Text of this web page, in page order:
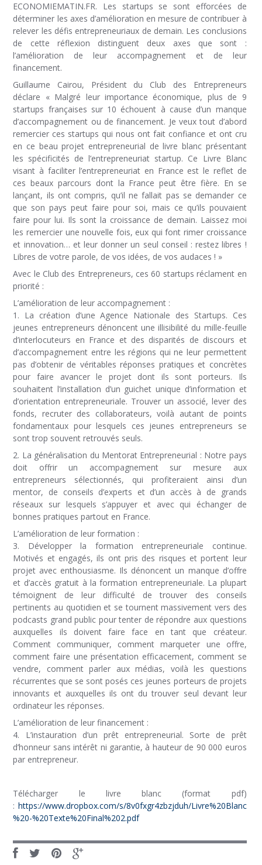
ECONOMIEMATIN.FR. Les startups se sont efforcées de
déterminer les axes d’amélioration en mesure de contribuer à
relever les défis entrepreneuriaux de demain. Les conclusions
de cette réflexion distinguent deux axes que sont :
l’amélioration de leur accompagnement et de leur
financement.
Guillaume Cairou, Président du Club des Entrepreneurs
déclare « Malgré leur importance économique, plus de 9
startups françaises sur 10 échouent à cause d’un manque
d’accompagnement ou de financement. Je veux tout d’abord
remercier ces startups qui nous ont fait confiance et ont cru
en ce beau projet entrepreneurial de livre blanc présentant
les spécificités de l’entrepreneuriat startup. Ce Livre Blanc
visant à faciliter l’entrepreneuriat en France est le reflet de
ces beaux parcours dont la France peut être fière. En se
lançant, ils ont compris, qu’il ne fallait pas se demander ce
que son pays peut faire pour soi, mais ce qu’ils pouvaient
faire pour lui. Ils sont la croissance de demain. Laissez moi
les remercier une nouvelle fois, eux qui font rimer croissance
et innovation… et leur donner un seul conseil : restez libres !
Libres de votre parole, de vos idées, de vos audaces ! »
Avec le Club des Entrepreneurs, ces 60 startups réclament en
priorité :
L’amélioration de leur accompagnement :
1. La création d’une Agence Nationale des Startups. Ces
jeunes entrepreneurs dénoncent une illisibilité du mille-feuille
d’interlocuteurs en France et des disparités de discours et
d’accompagnement entre les régions qui ne leur permettent
pas d’obtenir de véritables réponses pratiques et concrètes
pour faire avancer le projet dont ils sont porteurs. Ils
souhaitent l’installation d’un guichet unique d’information et
d’orientation entrepreneuriale. Trouver un associé, lever des
fonds, recruter des collaborateurs, voilà autant de points
fondamentaux pour lesquels ces jeunes entrepreneurs se
sont trop souvent retrouvés seuls.
2. La généralisation du Mentorat Entrepreneurial : Notre pays
doit offrir un accompagnement sur mesure aux
entrepreneurs sélectionnés, qui profiteraient ainsi d’un
mentor, de conseils d’experts et d’un accès à de grands
réseaux sur lesquels s’appuyer et avec qui échanger de
bonnes pratiques partout en France.
L’amélioration de leur formation :
3. Développer la formation entrepreneuriale continue.
Motivés et engagés, ils ont pris des risques et portent leur
projet avec enthousiasme. Ils dénoncent un manque d’offre
et d’accès gratuit à la formation entrepreneuriale. La plupart
témoignent de leur difficulté de trouver des conseils
pertinents au quotidien et se tournent massivement vers des
podcasts grand public pour tenter de répondre aux questions
auxquelles ils doivent faire face en tant que créateur.
Comment communiquer, comment marqueter une offre,
comment faire une présentation efficacement, comment se
vendre, comment parler aux médias, voilà les questions
récurrentes que se sont posés ces jeunes porteurs de projets
innovants et auxquelles ils ont du trouver seul devant leur
ordinateur les réponses.
L’amélioration de leur financement :
4. L’instauration d’un prêt entrepreneurial. Sorte de prêt
d’honneur sans intérêt ni garantie, à hauteur de 90 000 euros
par entrepreneur.
Télécharger le livre blanc (format pdf)
: https://www.dropbox.com/s/8v0fxgr4zbzjduh/Livre%20Blanc
%20-%20Texte%20Final%202.pdf